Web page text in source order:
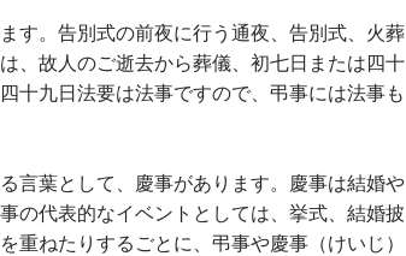
す。告別式の前夜に行う通夜、告別式、火葬
、故人のご逝去から葬儀、初七日または四十
十九日法要は法事ですので、弔事には法事も
言葉として、慶事があります。慶事は結婚や
の代表的なイベントとしては、挙式、結婚披
重ねたりするごとに、弔事や慶事（けいじ）